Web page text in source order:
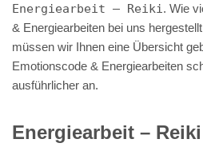
Energiearbeit – Reiki . Wie
& Energiearbeiten bei uns
müssen wir Ihnen eine Übersicht
Emotionscode & Energiearbeiten
ausführlicher an.
Energiearbeit –